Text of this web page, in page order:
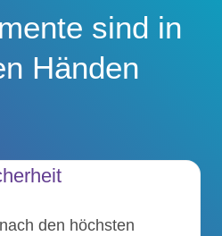
sind in
Händen
den höchsten